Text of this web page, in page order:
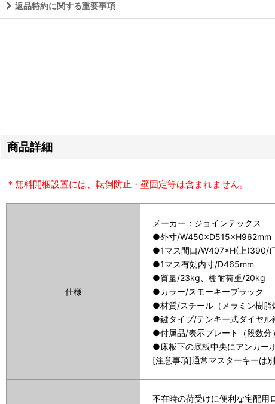
返品特約に関する重要事項
商品詳細
＊無料開梱設置には、転倒防止・壁固定等は含まれません。
仕様
メーカー：ジョインテックス
●外寸/W450×D515×H962mm
●1マス間口/W407×H(上)390/(
●1マス有効内寸/D465mm
●質量/23kg、棚耐荷重/20kg
●カラー/スモーキーブラック
●材質/スチール（メラミン樹脂
●鍵タイプ/テンキー式ダイヤル
●付属品/表示プレート（段数分
●床板下の底板中央にアンカー
[注意事項]通常マスターキーは
不在時の荷受けに便利な宅配用